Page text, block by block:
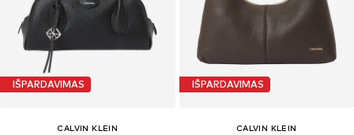
IŠPARDAVIMAS
CALVIN KLEIN
IŠPARDAVIMAS
CALVIN KLEIN